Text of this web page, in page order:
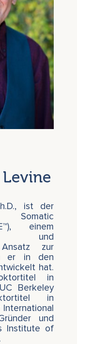
ist der
Somatic
einem
und
Ansatz zur
er in den
hat.
in
Berkeley
in
und
Institute of